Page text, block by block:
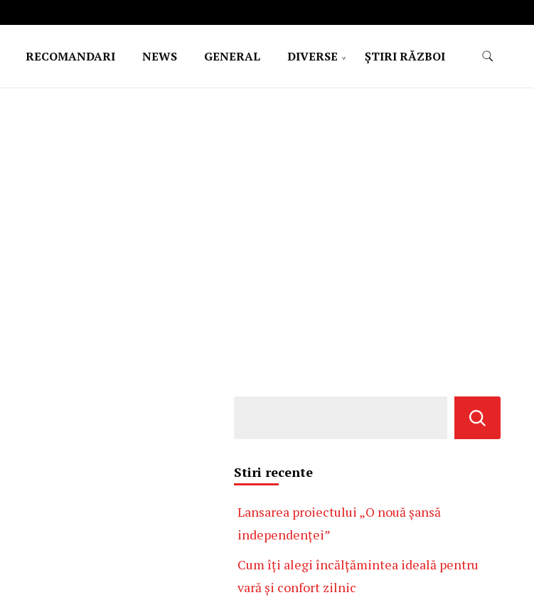
RECOMANDARI NEWS GENERAL DIVERSE ŞTIRI RĂZBOI
Stiri recente
Lansarea proiectului „O nouă șansă
independenței”
Cum îți alegi încălțămintea ideală pentru
vară și confort zilnic